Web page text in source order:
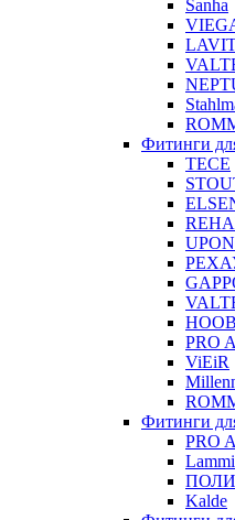
Sanha
Фитинги
TECE
PRO
ViEiR
Фитинги
PRO
Kalde